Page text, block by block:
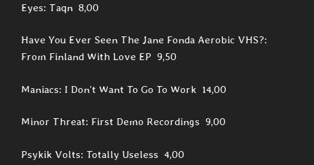
Eyes: Taqn 8,00
Have You Ever Seen The Jane Fonda Aerobic VHS?:
From Finland With Love EP 9,50
Maniacs: I Don’t Want To Go To Work 14,00
Minor Threat: First Demo Recordings 9,00
Psykik Volts: Totally Useless 4,00